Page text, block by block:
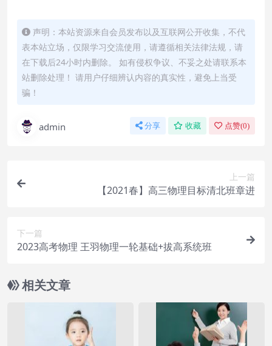
声明：本站资源来自会员发布以及互联网公开收集，不代
表本站立场，仅限学习交流使用，请遵循相关法律法规，请
在下载后24小时内删除。 如有侵权争议、不妥之处请联系本
站删除处理！ 请用户仔细辨认内容的真实性，避免上当受
骗！
admin 分享 收藏 点赞(0)
上一篇
【2021春】高三物理目标清北班章进
下一篇
2023高考物理 王羽物理一轮基础+拔高系统班
相关文章